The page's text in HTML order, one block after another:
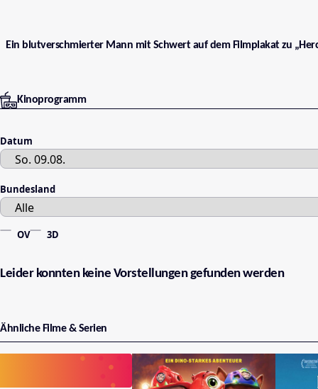
Ein blutverschmierter Mann mit Schwert auf dem Filmplakat zu
Kinoprogramm
Datum
Bundesland
OV 3D
Leider konnten keine Vorstellungen gefunden werden
Ähnliche Filme & Serien